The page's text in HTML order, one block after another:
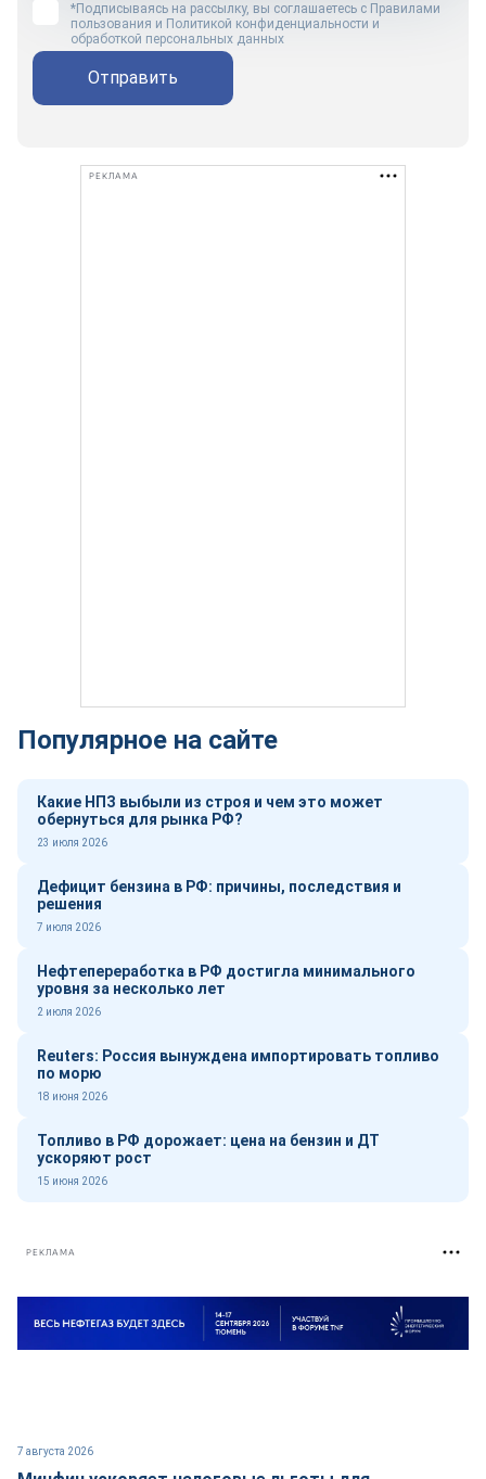
*Подписываясь на рассылку, вы соглашаетесь с Правилами
пользования и Политикой конфиденциальности и
обработкой персональных данных
Отправить
РЕКЛАМА
Популярное на сайте
Какие НПЗ выбыли из строя и чем это может
обернуться для рынка РФ?
23 июля 2026
Дефицит бензина в РФ: причины, последствия и
решения
7 июля 2026
Нефтепереработка в РФ достигла минимального
уровня за несколько лет
2 июля 2026
Reuters: Россия вынуждена импортировать топливо
по морю
18 июня 2026
Топливо в РФ дорожает: цена на бензин и ДТ
ускоряют рост
15 июня 2026
РЕКЛАМА
7 августа 2026